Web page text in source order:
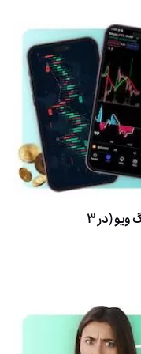
آموزش اضافه کردن اندیکاتور به تریدینگ ویو (در 3